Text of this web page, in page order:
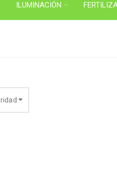
ILUMINACIÓN